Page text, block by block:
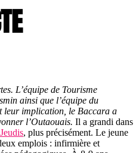
L’équipe de Tourisme
ainsi que l’équipe du
leur implication, le Baccara a
l’Outaouais. Il a grandi dans
, plus précisément. Le jeune
emplois : infirmière et